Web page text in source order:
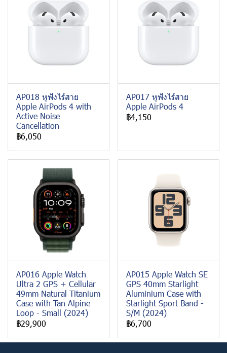
AP018 หูฟังไร้สาย
Apple AirPods 4 with
Active Noise
Cancellation
฿6,050
AP017 หูฟังไร้สาย
Apple AirPods 4
฿4,150
AP016 Apple Watch
Ultra 2 GPS + Cellular
49mm Natural Titanium
Case with Tan Alpine
Loop - Small (2024)
฿29,900
AP015 Apple Watch SE
GPS 40mm Starlight
Aluminium Case with
Starlight Sport Band -
S/M (2024)
฿6,700